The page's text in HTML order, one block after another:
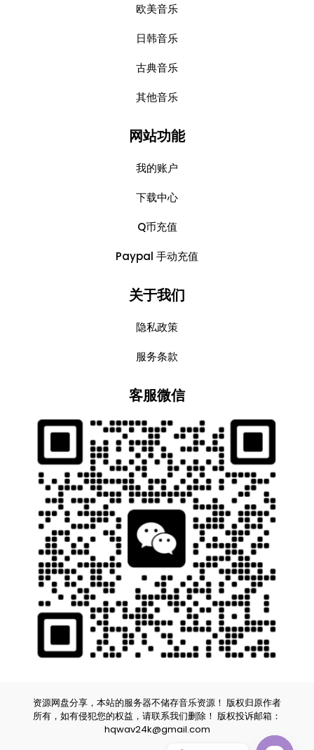
欧美音乐
日韩音乐
古典音乐
其他音乐
网站功能
我的账户
下载中心
Q币充值
Paypal 手动充值
关于我们
隐私政策
服务条款
客服微信
资源网盘分享，本站的服务器不储存音乐资源！ 版权归原作者
所有，如有侵犯您的权益，请联系我们删除！ 版权投诉邮箱：
hqwav24k@gmail.com